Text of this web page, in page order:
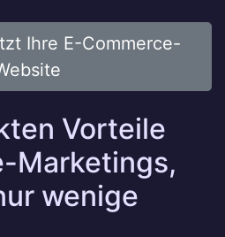
Ihre E-Commerce-
Vorteile
Marketings,
wenige